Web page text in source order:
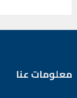
معلومات عنا